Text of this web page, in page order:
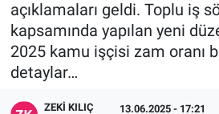
açıklamaları geldi. Toplu iş
kapsamında yapılan yeni
2025 kamu işçisi zam oranı
detaylar…
ZEKI KILIÇ 13.06.2025 - 17:21